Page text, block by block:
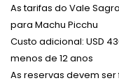
As tarifas do Vale
para Machu Picchu
Custo adicional: USD
menos de 12 anos
As reservas devem